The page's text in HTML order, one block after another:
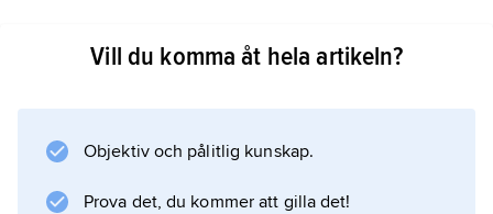
Vill du komma åt hela artikeln?
Objektiv och pålitlig kunskap.
Prova det, du kommer att gilla det!